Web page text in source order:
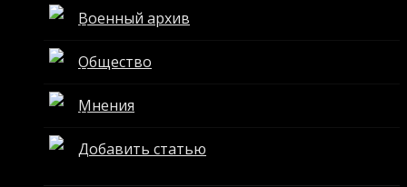
Военный архив
Общество
Мнения
Добавить статью